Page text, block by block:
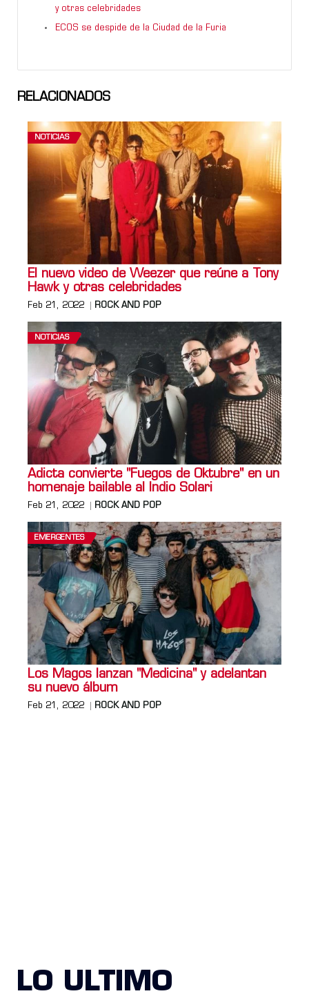
y otras celebridades
ECOS se despide de la Ciudad de la Furia
RELACIONADOS
NOTICIAS
El nuevo video de Weezer que reúne a Tony
Hawk y otras celebridades
Feb 21, 2022 ROCK AND POP
NOTICIAS
Adicta convierte "Fuegos de Oktubre" en un
homenaje bailable al Indio Solari
Feb 21, 2022 ROCK AND POP
EMERGENTES
Los Magos lanzan "Medicina" y adelantan
su nuevo álbum
Feb 21, 2022 ROCK AND POP
LO ULTIMO